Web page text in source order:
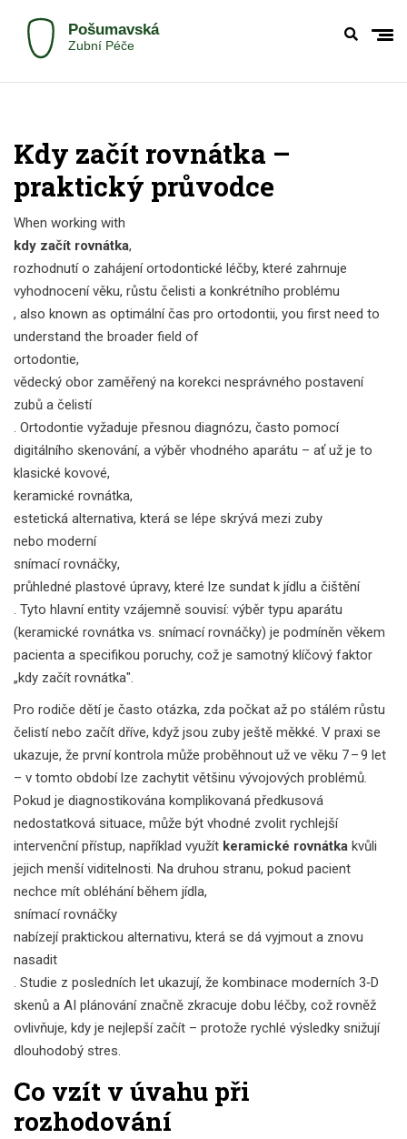
Kdy začít rovnátka –
praktický průvodce
When working with
kdy začít rovnátka,
rozhodnutí o zahájení ortodontické léčby, které zahrnuje
vyhodnocení věku, růstu čelisti a konkrétního problému
, also known as optimální čas pro ortodontii, you first need to
understand the broader field of
ortodontie,
vědecký obor zaměřený na korekci nesprávného postavení
zubů a čelistí
. Ortodontie vyžaduje přesnou diagnózu, často pomocí
digitálního skenování, a výběr vhodného aparátu – ať už je to
klasické kovové,
keramické rovnátka,
estetická alternativa, která se lépe skrývá mezi zuby
nebo moderní
snímací rovnáčky,
průhledné plastové úpravy, které lze sundat k jídlu a čištění
. Tyto hlavní entity vzájemně souvisí: výběr typu aparátu
(keramické rovnátka vs. snímací rovnáčky) je podmíněn věkem
pacienta a specifikou poruchy, což je samotný klíčový faktor
„kdy začít rovnátka".
Pro rodiče dětí je často otázka, zda počkat až po stálém růstu
čelistí nebo začít dříve, když jsou zuby ještě měkké. V praxi se
ukazuje, že první kontrola může proběhnout už ve věku 7 – 9 let
– v tomto období lze zachytit většinu vývojových problémů.
Pokud je diagnostikována komplikovaná předkusová
nedostatková situace, může být vhodné zvolit rychlejší
intervenční přístup, například využít keramické rovnátka kvůli
jejich menší viditelnosti. Na druhou stranu, pokud pacient
nechce mít obléhání během jídla,
snímací rovnáčky
nabízejí praktickou alternativu, která se dá vyjmout a znovu
nasadit
. Studie z posledních let ukazují, že kombinace moderních 3‑D
skenů a AI plánování značně zkracuje dobu léčby, což rovněž
ovlivňuje, kdy je nejlepší začít – protože rychlé výsledky snižují
dlouhodobý stres.
Co vzít v úvahu při
rozhodování